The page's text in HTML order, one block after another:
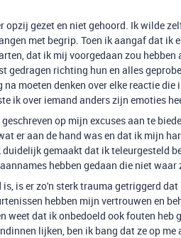
opzij gezet en niet gehoord. Ik wilde
met begrip. Toen ik aangaf dat ik
dat ik mij voorgedaan zou
gedragen richting hun en alles
moeten denken over elke reactie die
ik over iemand anders zijn emoties
op mijn excuses aan te
er aan de hand was en dat ik mijn
gemaakt dat ik teleurgesteld
hebben gedaan die niet waar
is, is er zo'n sterk trauma getriggerd
hebben mijn vertrouwen en
weet dat ik onbedoeld ook fouten heb
lijken, ben ik bang dat ze op